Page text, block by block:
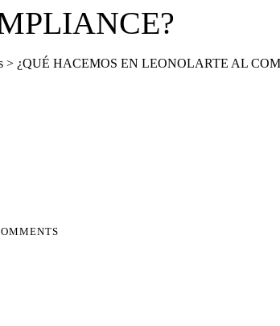
> ¿QUÉ HACEMOS EN LEONOLARTE AL